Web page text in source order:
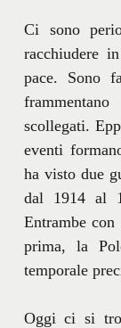
Ci sono
racchiudere
pace. Sono
scollegati.
eventi
ha visto due
dal 1914 al
Entrambe
prima, la
temporale
Oggi ci si